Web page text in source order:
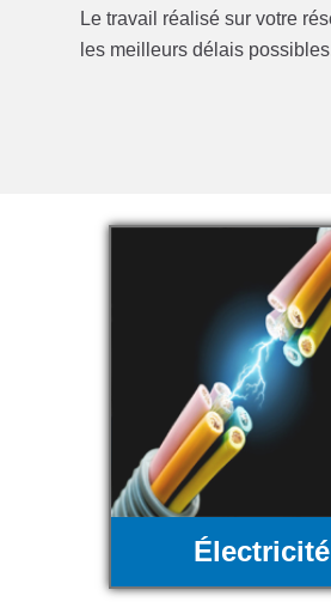
Le travail réalisé sur votre
les meilleurs délais
Électricité